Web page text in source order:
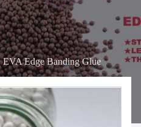
چسب EVA Edge Banding Glue